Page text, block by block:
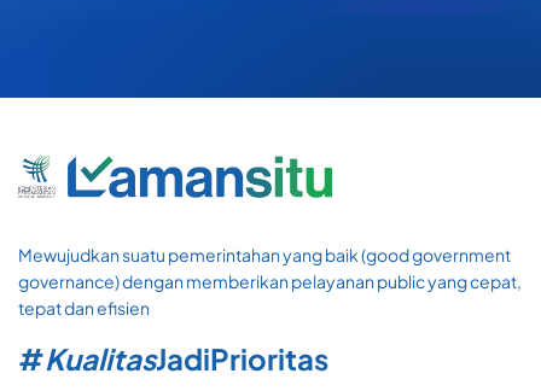
Mewujudkan suatu pemerintahan yang baik (good government
governance) dengan memberikan pelayanan public yang cepat,
tepat dan efisien
#KualitasJadiPrioritas